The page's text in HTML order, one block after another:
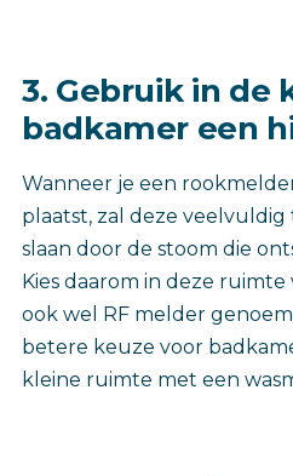
3. Gebruik in de
badkamer een
Wanneer je een
plaatst, zal deze
slaan door de stoom die
Kies daarom in deze
ook wel RF melder
betere keuze voor
kleine ruimte met een